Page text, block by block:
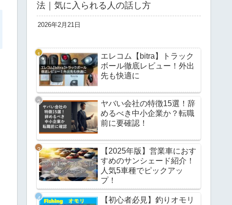
法｜気に入られる人の話し方
2026年2月21日
エレコム【bitra】トラック
ボール徹底レビュー！外出
先も快適に
ヤバい会社の特徴15選！辞
めるべき中小企業か？転職
前に要確認！
【2025年版】営業車におす
すめのサンシェード紹介！
人気5車種でピックアッ
プ！
【初心者必見】釣りオモリ